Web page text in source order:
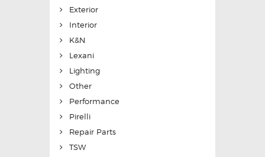
Exterior
Interior
K&N
Lexani
Lighting
Other
Performance
Pirelli
Repair Parts
TSW